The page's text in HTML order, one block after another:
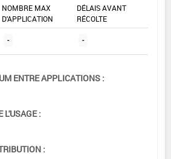
NOMBRE MAX
D'APPLICATION
DÉLAIS AVANT
RÉCOLTE
- -
ENTRE APPLICATIONS :
L'USAGE :
: